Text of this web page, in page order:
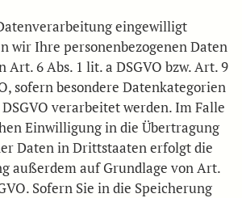
eingewilligt
wir Ihre personenbezogenen Daten
Art. 6 Abs. 1 lit. a DSGVO bzw. Art. 9
sofern besondere Datenkategorien
verarbeitet werden. Im Falle
Einwilligung in die Übertragung
Daten in Drittstaaten erfolgt die
außerdem auf Grundlage von Art.
Sofern Sie in die Speicherung